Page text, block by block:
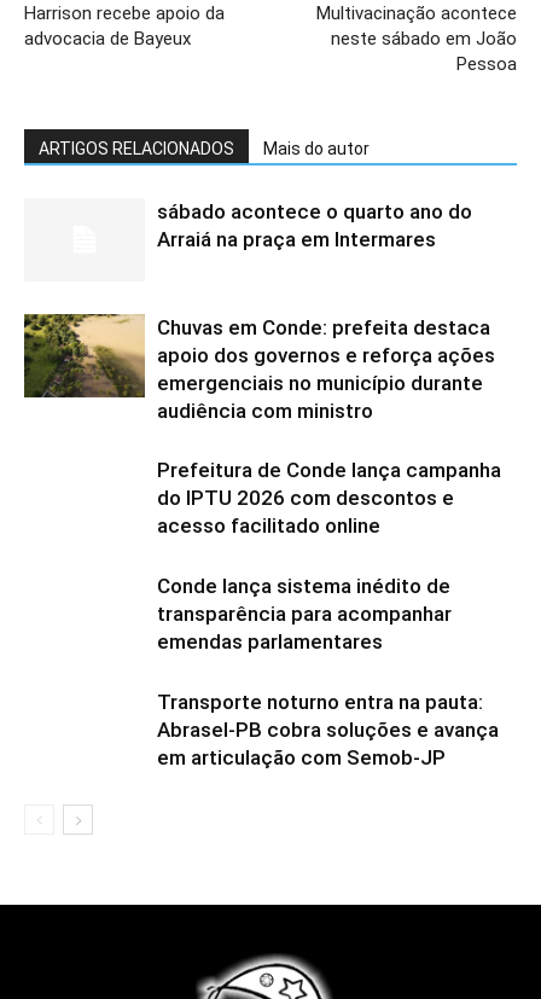
Harrison recebe apoio da
advocacia de Bayeux
Multivacinação acontece
neste sábado em João
Pessoa
ARTIGOS RELACIONADOS Mais do autor
sábado acontece o quarto ano do
Arraiá na praça em Intermares
Chuvas em Conde: prefeita destaca
apoio dos governos e reforça ações
emergenciais no município durante
audiência com ministro
Prefeitura de Conde lança campanha
do IPTU 2026 com descontos e
acesso facilitado online
Conde lança sistema inédito de
transparência para acompanhar
emendas parlamentares
Transporte noturno entra na pauta:
Abrasel-PB cobra soluções e avança
em articulação com Semob-JP